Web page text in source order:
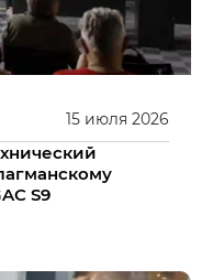
15 июля 2026
S9